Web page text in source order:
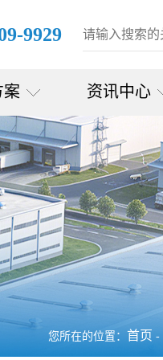
9929
案 资讯中心
您所在的位置： 首页 -